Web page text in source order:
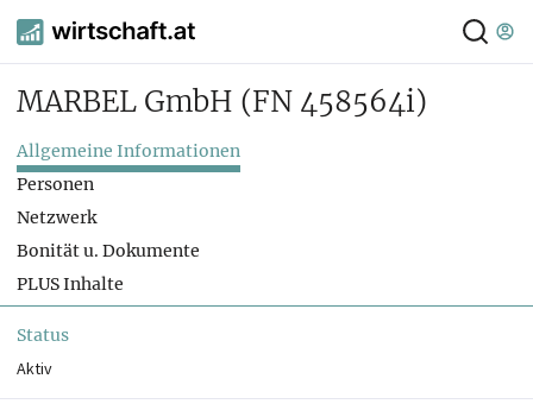
MARBEL GmbH (FN 458564i)
Allgemeine Informationen
Personen
Netzwerk
Bonität u. Dokumente
PLUS Inhalte
Status
Aktiv